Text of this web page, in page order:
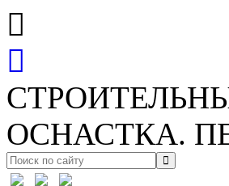
ОСНАСТКА.